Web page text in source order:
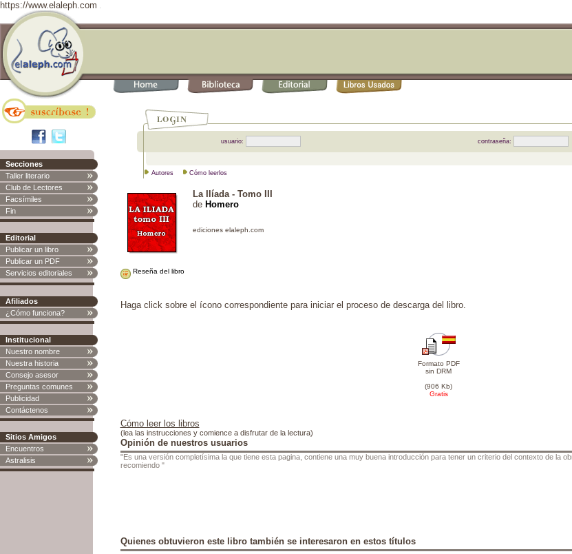
https://www.elaleph.com
Secciones
Taller literario
Club de Lectores
Facsímiles
Fin
Editorial
Publicar un libro
Publicar un PDF
Servicios editoriales
Afiliados
¿Cómo funciona?
Institucional
Nuestro nombre
Nuestra historia
Consejo asesor
Preguntas comunes
Publicidad
Contáctenos
Sitios Amigos
Encuentros
Astralisis
usuario: contraseña:
Autores Cómo leerlos
La Ilíada - Tomo III
de Homero
ediciones elaleph.com
Reseña del libro
Haga click sobre el ícono correspondiente para iniciar el proceso de descarga del libro.
Formato PDF
sin DRM
(906 Kb)
Gratis
Cómo leer los libros
(lea las instrucciones y comience a disfrutar de la lectura)
Opinión de nuestros usuarios
"Es una versión completísima la que tiene esta pagina, contiene una muy buena introducción para tener un criterio del contexto de la
recomiendo "
Quienes obtuvieron este libro también se interesaron en estos títulos